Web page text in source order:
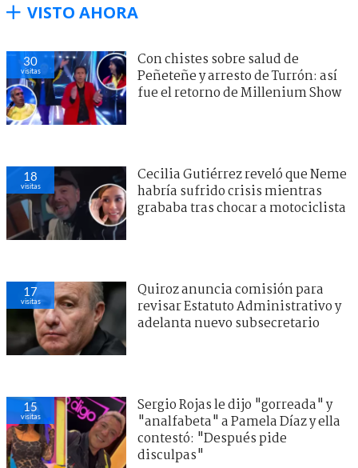
VISTO AHORA
30
visitas
Con chistes sobre salud de
Peñeteñe y arresto de Turrón: así
fue el retorno de Millenium Show
18
visitas
Cecilia Gutiérrez reveló que Neme
habría sufrido crisis mientras
grababa tras chocar a motociclista
17
visitas
Quiroz anuncia comisión para
revisar Estatuto Administrativo y
adelanta nuevo subsecretario
15
visitas
Sergio Rojas le dijo "gorreada" y
"analfabeta" a Pamela Díaz y ella
contestó: "Después pide
disculpas"